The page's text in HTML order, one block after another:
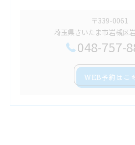
〒339-0061
埼玉県さいたま市岩槻区
048-757-
WEB予約はこ